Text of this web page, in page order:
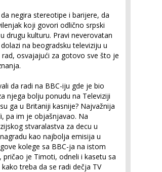
negira stereotipe i barijere, da
koji govori odlično srpski
drugu kulturu. Pravi neverovatan
na beogradsku televiziju u
osvajajući za gotovo sve što je
da radi na BBC-iju gde je bio
njega bolju ponudu na Televiziji
ga u Britaniji kasnije? Najvažnija
pa im je objašnjavao. Na
stvaralastva za decu u
kao najbolja emisija u
kolege sa BBC-ja na istom
je Timoti, odneli i kasetu sa
treba da se radi dečja TV